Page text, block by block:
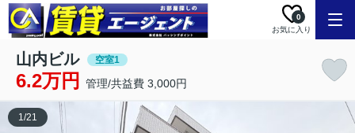
お気に入り
0
山内ビル 空室1
6.2万円 管理/共益費 3,000円
1/21